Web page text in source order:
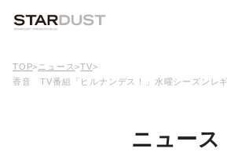
TOP> ニュース>TV>
香音 TV番組「ヒルナンデス！」水曜シーズンレギ
ニュース